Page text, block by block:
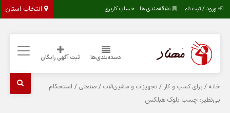
انتخاب استان ورود / ثبت نام علاقه‌مندی ها حساب کاربری
دسته‌بندی‌ها ثبت آگهی رایگان
خانه /برای کسب و کار /تجهیزات و ماشین‌آلات /صنعتی / استحکام
بی‌نظیر: چسب بلوک هبلکس